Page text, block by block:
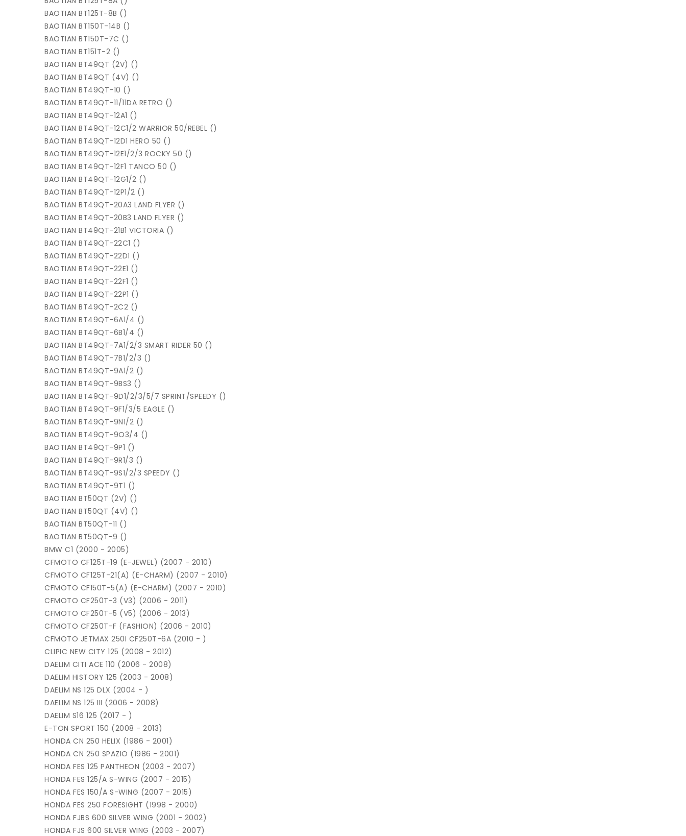
BAOTIAN BT125T-8B ()
BAOTIAN BT150T-14B ()
BAOTIAN BT150T-7C ()
BAOTIAN BT151T-2 ()
BAOTIAN BT49QT (2V) ()
BAOTIAN BT49QT (4V) ()
BAOTIAN BT49QT-10 ()
BAOTIAN BT49QT-11/11DA RETRO ()
BAOTIAN BT49QT-12A1 ()
BAOTIAN BT49QT-12C1/2 WARRIOR 50/REBEL ()
BAOTIAN BT49QT-12D1 HERO 50 ()
BAOTIAN BT49QT-12E1/2/3 ROCKY 50 ()
BAOTIAN BT49QT-12F1 TANCO 50 ()
BAOTIAN BT49QT-12G1/2 ()
BAOTIAN BT49QT-12P1/2 ()
BAOTIAN BT49QT-20A3 LAND FLYER ()
BAOTIAN BT49QT-20B3 LAND FLYER ()
BAOTIAN BT49QT-21B1 VICTORIA ()
BAOTIAN BT49QT-22C1 ()
BAOTIAN BT49QT-22D1 ()
BAOTIAN BT49QT-22E1 ()
BAOTIAN BT49QT-22F1 ()
BAOTIAN BT49QT-22P1 ()
BAOTIAN BT49QT-2C2 ()
BAOTIAN BT49QT-6A1/4 ()
BAOTIAN BT49QT-6B1/4 ()
BAOTIAN BT49QT-7A1/2/3 SMART RIDER 50 ()
BAOTIAN BT49QT-7B1/2/3 ()
BAOTIAN BT49QT-9A1/2 ()
BAOTIAN BT49QT-9BS3 ()
BAOTIAN BT49QT-9D1/2/3/5/7 SPRINT/SPEEDY ()
BAOTIAN BT49QT-9F1/3/5 EAGLE ()
BAOTIAN BT49QT-9N1/2 ()
BAOTIAN BT49QT-9O3/4 ()
BAOTIAN BT49QT-9P1 ()
BAOTIAN BT49QT-9R1/3 ()
BAOTIAN BT49QT-9S1/2/3 SPEEDY ()
BAOTIAN BT49QT-9T1 ()
BAOTIAN BT50QT (2V) ()
BAOTIAN BT50QT (4V) ()
BAOTIAN BT50QT-11 ()
BAOTIAN BT50QT-9 ()
BMW C1 (2000 - 2005)
CFMOTO CF125T-19 (E-JEWEL) (2007 - 2010)
CFMOTO CF125T-21(A) (E-CHARM) (2007 - 2010)
CFMOTO CF150T-5(A) (E-CHARM) (2007 - 2010)
CFMOTO CF250T-3 (V3) (2006 - 2011)
CFMOTO CF250T-5 (V5) (2006 - 2013)
CFMOTO CF250T-F (FASHION) (2006 - 2010)
CFMOTO JETMAX 250I CF250T-6A (2010 - )
CLIPIC NEW CITY 125 (2008 - 2012)
DAELIM CITI ACE 110 (2006 - 2008)
DAELIM HISTORY 125 (2003 - 2008)
DAELIM NS 125 DLX (2004 - )
DAELIM NS 125 III (2006 - 2008)
DAELIM S16 125 (2017 - )
E-TON SPORT 150 (2008 - 2013)
HONDA CN 250 HELIX (1986 - 2001)
HONDA CN 250 SPAZIO (1986 - 2001)
HONDA FES 125 PANTHEON (2003 - 2007)
HONDA FES 125/A S-WING (2007 - 2015)
HONDA FES 150/A S-WING (2007 - 2015)
HONDA FES 250 FORESIGHT (1998 - 2000)
HONDA FJBS 600 SILVER WING (2001 - 2002)
HONDA FJS 600 SILVER WING (2003 - 2007)